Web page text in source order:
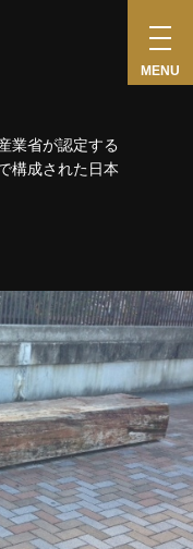
業省が認定する
構成された日本
MENU